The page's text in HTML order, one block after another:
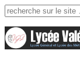
Recherche: